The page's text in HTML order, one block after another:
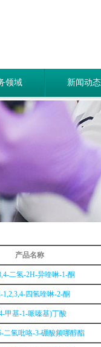
领域 新闻动态
产品名称
二氢-2H-异喹啉-1-酮
1,2,3,4-四氢喹啉-2-酮
甲基-1-哌嗪基)丁酸
二氢吡咯-3-硼酸频哪醇酯